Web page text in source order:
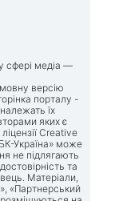
у сфері медіа —
версію
порталу -
їх
яких є
Creative
Україна» може
не підлягають
та
Матеріали,
«Партнерський